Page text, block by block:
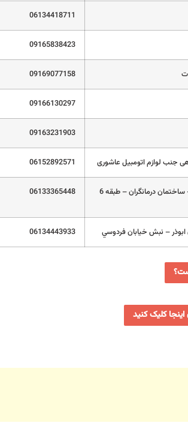
06134418711
09165838423
09169077158
09166130297
09163231903
جنب لوازم اتومبیل عاشوری 06152892571
کیانپارس – پهلوان شرقی – نبش خیابان اردیبهشت – ساختمان درمانگران – طبقه 6
06133365448
ابوذر – نبش خيابان فردوسي 06134443933
کلیک کنید